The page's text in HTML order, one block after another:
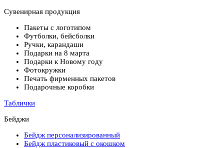
Сувенирная продукция
Пакеты с логотипом
Футболки, бейсболки
Ручки, карандаши
Подарки на 8 марта
Подарки к Новому году
Фотокружки
Печать фирменных пакетов
Подарочные коробки
Таблички
Бейджи
Бейдж персонализированный
Бейдж пластиковый с окошком